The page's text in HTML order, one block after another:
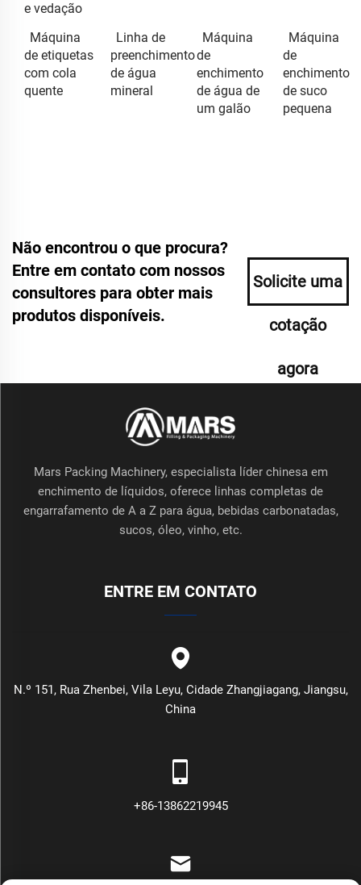
e vedação
Máquina
de etiquetas
com cola
quente
Linha de
preenchimento
de água
mineral
Máquina
de
enchimento
de água de
um galão
Máquina
de
enchimento
de suco
pequena
Não encontrou o que procura?
Entre em contato com nossos
consultores para obter mais
produtos disponíveis.
Solicite uma
cotação
agora
Mars Packing Machinery, especialista líder chinesa em
enchimento de líquidos, oferece linhas completas de
engarrafamento de A a Z para água, bebidas carbonatadas,
sucos, óleo, vinho, etc.
ENTRE EM CONTATO
N.º 151, Rua Zhenbei, Vila Leyu, Cidade Zhangjiagang, Jiangsu,
China
+86-13862219945